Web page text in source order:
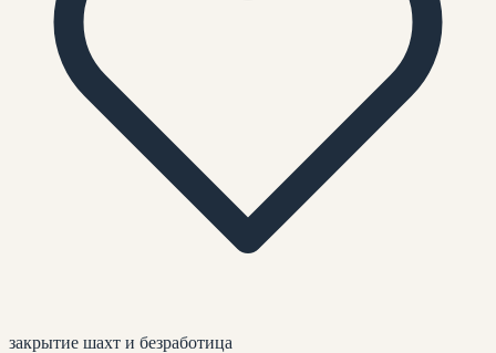
закрытие шахт и безработица